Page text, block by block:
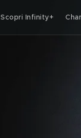
Scopri Infinity+